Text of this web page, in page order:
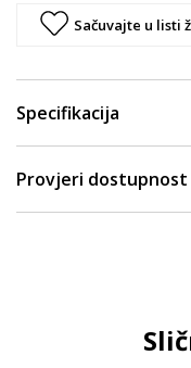
Sačuvajte u listi
Specifikacija
Provjeri dostupnost